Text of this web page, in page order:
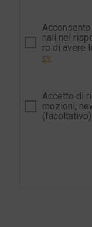
nali nel
ro di avere
cy
Accetto di
mozioni,
(facoltativo)